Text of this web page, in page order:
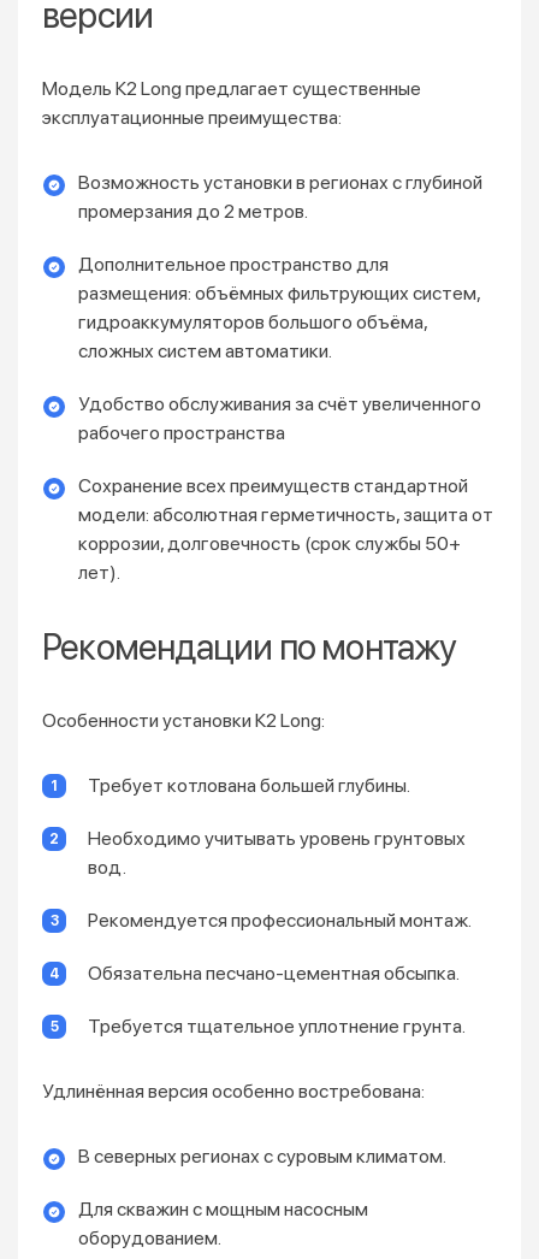
версии
Модель К2 Long предлагает существенные
эксплуатационные преимущества:
Возможность установки в регионах с глубиной
промерзания до 2 метров.
Дополнительное пространство для
размещения: объёмных фильтрующих систем,
гидроаккумуляторов большого объёма,
сложных систем автоматики.
Удобство обслуживания за счёт увеличенного
рабочего пространства
Сохранение всех преимуществ стандартной
модели: абсолютная герметичность, защита от
коррозии, долговечность (срок службы 50+
лет).
Рекомендации по монтажу
Особенности установки К2 Long:
Требует котлована большей глубины.
Необходимо учитывать уровень грунтовых
вод.
Рекомендуется профессиональный монтаж.
Обязательна песчано-цементная обсыпка.
Требуется тщательное уплотнение грунта.
Удлинённая версия особенно востребована:
В северных регионах с суровым климатом.
Для скважин с мощным насосным
оборудованием.